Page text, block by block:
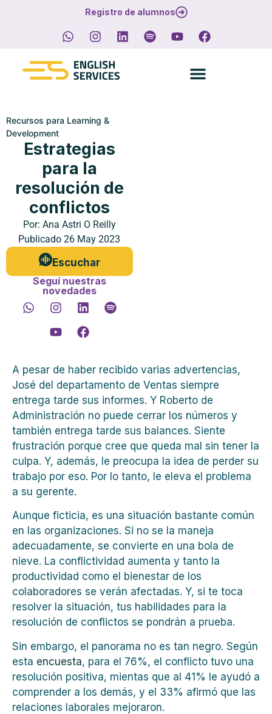
Registro de alumnos
Recursos para Learning &
Development
Estrategias
para la
resolución de
conflictos
Por: Ana Astri O Reilly
Publicado 26 May 2023
Escuchar
Seguí nuestras
novedades
A pesar de haber recibido varias advertencias,
José del departamento de Ventas siempre
entrega tarde sus informes. Y Roberto de
Administración no puede cerrar los números y
también entrega tarde sus balances. Siente
frustración porque cree que queda mal sin tener la
culpa. Y, además, le preocupa la idea de perder su
trabajo por eso. Por lo tanto, le eleva el problema
a su gerente.
Aunque ficticia, es una situación bastante común
en las organizaciones. Si no se la maneja
adecuadamente, se convierte en una bola de
nieve. La conflictividad aumenta y tanto la
productividad como el bienestar de los
colaboradores se verán afectadas. Y, si te toca
resolver la situación, tus habilidades para la
resolución de conflictos se pondrán a prueba.
Sin embargo, el panorama no es tan negro. Según
esta encuesta, para el 76%, el conflicto tuvo una
resolución positiva, mientas que al 41% le ayudó a
comprender a los demás, y el 33% afirmó que las
relaciones laborales mejoraron.